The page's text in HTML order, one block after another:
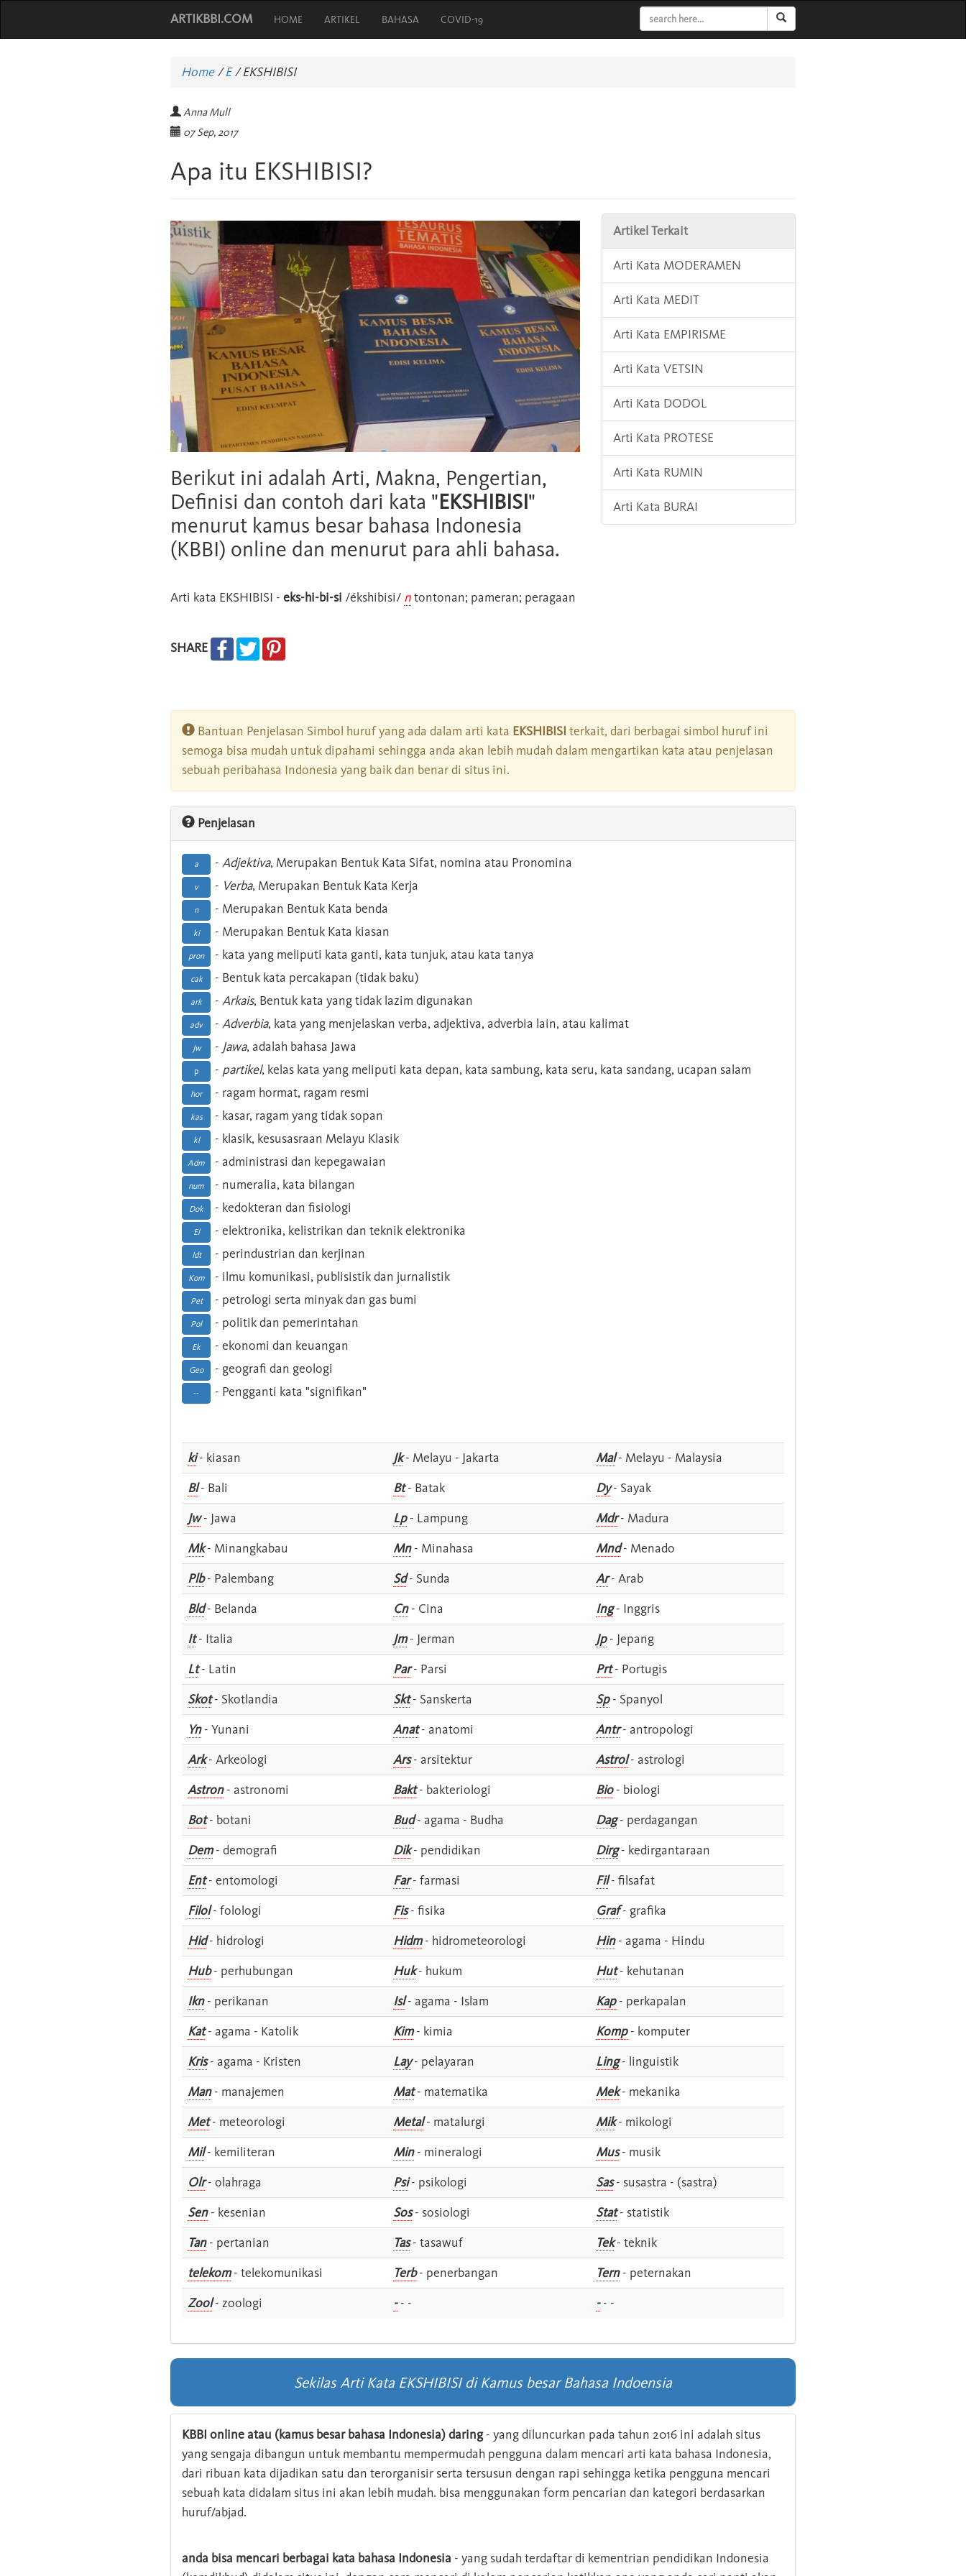
ARTIKBBI.COM HOME ARTIKEL BAHASA COVID-19
Home/E /EKSHIBISI
Anna Mull
07 Sep, 2017
Apa itu EKSHIBISI?
Berikut ini adalah Arti, Makna, Pengertian,
Definisi dan contoh dari kata "EKSHIBISI"
menurut kamus besar bahasa Indonesia
(KBBI) online dan menurut para ahli bahasa.
Arti kata EKSHIBISI - eks-hi-bi-si /ékshibisi/ ntontonan; pameran; peragaan
SHARE
Artikel Terkait
Arti Kata MODERAMEN
Arti Kata MEDIT
Arti Kata EMPIRISME
Arti Kata VETSIN
Arti Kata DODOL
Arti Kata PROTESE
Arti Kata RUMIN
Arti Kata BURAI
Bantuan Penjelasan Simbol huruf yang ada dalam arti kata EKSHIBISI terkait, dari berbagai simbol huruf ini
semoga bisa mudah untuk dipahami sehingga anda akan lebih mudah dalam mengartikan kata atau penjelasan
sebuah peribahasa Indonesia yang baik dan benar di situs ini.
Penjelasan
a - Adjektiva, Merupakan Bentuk Kata Sifat, nomina atau Pronomina
v - Verba, Merupakan Bentuk Kata Kerja
n - Merupakan Bentuk Kata benda
ki - Merupakan Bentuk Kata kiasan
pron - kata yang meliputi kata ganti, kata tunjuk, atau kata tanya
cak - Bentuk kata percakapan (tidak baku)
ark - Arkais, Bentuk kata yang tidak lazim digunakan
adv - Adverbia, kata yang menjelaskan verba, adjektiva, adverbia lain, atau kalimat
Jw - Jawa, adalah bahasa Jawa
p - partikel, kelas kata yang meliputi kata depan, kata sambung, kata seru, kata sandang, ucapan salam
hor - ragam hormat, ragam resmi
kas - kasar, ragam yang tidak sopan
kl - klasik, kesusasraan Melayu Klasik
Adm - administrasi dan kepegawaian
num - numeralia, kata bilangan
Dok - kedokteran dan fisiologi
El - elektronika, kelistrikan dan teknik elektronika
Idt - perindustrian dan kerjinan
Kom - ilmu komunikasi, publisistik dan jurnalistik
Pet - petrologi serta minyak dan gas bumi
Pol - politik dan pemerintahan
Ek - ekonomi dan keuangan
Geo - geografi dan geologi
-- - Pengganti kata "signifikan"
ki- kiasan Jk- Melayu - Jakarta Mal- Melayu - Malaysia
Bl- Bali Bt- Batak Dy- Sayak
Jw- Jawa Lp- Lampung Mdr- Madura
Mk- Minangkabau Mn- Minahasa Mnd- Menado
Plb- Palembang Sd- Sunda Ar- Arab
Bld- Belanda Cn- Cina Ing- Inggris
It- Italia Jm- Jerman Jp- Jepang
Lt- Latin Par- Parsi Prt- Portugis
Skot- Skotlandia Skt- Sanskerta Sp- Spanyol
Yn- Yunani Anat- anatomi Antr- antropologi
Ark- Arkeologi Ars- arsitektur Astrol- astrologi
Astron- astronomi Bakt- bakteriologi Bio- biologi
Bot- botani Bud- agama - Budha Dag- perdagangan
Dem- demografi Dik- pendidikan Dirg- kedirgantaraan
Ent- entomologi Far- farmasi Fil- filsafat
Filol- folologi Fis- fisika Graf- grafika
Hid- hidrologi Hidm- hidrometeorologi Hin- agama - Hindu
Hub- perhubungan Huk- hukum Hut- kehutanan
Ikn- perikanan Isl- agama - Islam Kap- perkapalan
Kat- agama - Katolik Kim- kimia Komp- komputer
Kris- agama - Kristen Lay- pelayaran Ling- linguistik
Man- manajemen Mat- matematika Mek- mekanika
Met- meteorologi Metal- matalurgi Mik- mikologi
Mil- kemiliteran Min- mineralogi Mus- musik
Olr- olahraga Psi- psikologi Sas- susastra - (sastra)
Sen- kesenian Sos- sosiologi Stat- statistik
Tan- pertanian Tas- tasawuf Tek- teknik
telekom- telekomunikasi Terb- penerbangan Tern- peternakan
Zool- zoologi -- - -- -
Sekilas Arti Kata EKSHIBISI di Kamus besar Bahasa Indoensia
KBBI online atau (kamus besar bahasa Indonesia) daring- yang diluncurkan pada tahun 2016 ini adalah situs
yang sengaja dibangun untuk membantu mempermudah pengguna dalam mencari arti kata bahasa Indonesia,
dari ribuan kata dijadikan satu dan terorganisir serta tersusun dengan rapi sehingga ketika pengguna mencari
sebuah kata didalam situs ini akan lebih mudah. bisa menggunakan form pencarian dan kategori berdasarkan
huruf/abjad.
anda bisa mencari berbagai kata bahasa Indonesia - yang sudah terdaftar di kementrian pendidikan Indonesia